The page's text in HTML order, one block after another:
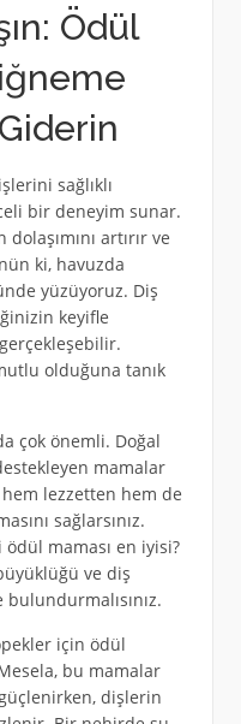
Ödül
sağlıklı
bir deneyim sunar.
artırır ve
ki, havuzda
yüzüyoruz. Diş
keyifle
olduğuna tanık
çok önemli. Doğal
mamalar
lezzetten hem de
sağlarsınız.
maması en iyisi?
ve diş
için ödül
bu mamalar
dişlerin